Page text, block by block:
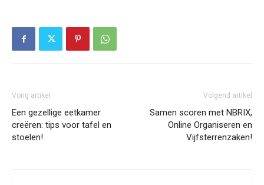
Vorig artikel
Een gezellige eetkamer
creëren: tips voor tafel en
stoelen!
Volgend artikel
Samen scoren met NBRIX,
Online Organiseren en
Vijfsterrenzaken!